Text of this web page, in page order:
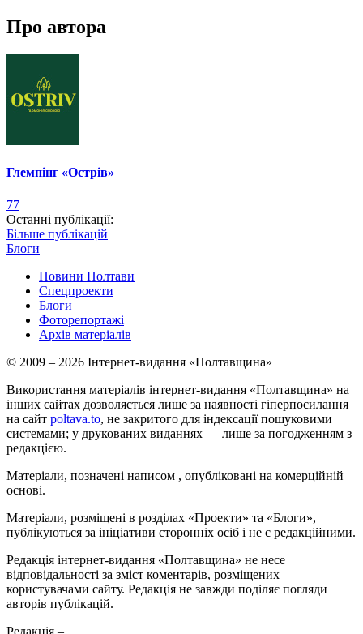
Про автора
Глемпінг «Острів»
77
Останні публікації:
Більше публікацій
Блоги
Новини Полтави
Спецпроекти
Блоги
Фоторепортажі
Архів матеріалів
© 2009 – 2026 Інтернет-видання «Полтавщина»
Використання матеріалів інтернет-видання «Полтавщина» на
інших сайтах дозволяється лише за наявності гіперпосилання
на сайт poltava.to, не закритого для індексації пошуковими
системами; у друкованих виданнях — лише за погодженням з
редакцією.
Матеріали, позначені написом , опубліковані на комерційній
основі.
Матеріали, розміщені в розділах «Проекти» та «Блоги»,
публікуються за ініціативи сторонніх осіб і не є редакційними.
Редакція інтернет-видання «Полтавщина» не несе
відповідальності за зміст коментарів, розміщених
користувачами сайту. Редакція не завжди поділяє погляди
авторів публікацій.
Редакція –